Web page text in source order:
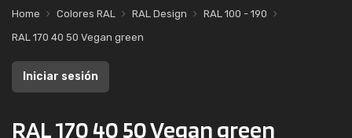
Home Colores RAL RAL Design
RAL 100 - 190
RAL 170 40 50 Vegan green
Iniciar sesión
RAL 170 40 50 Vegan green